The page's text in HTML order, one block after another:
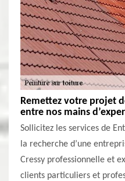
Remettez votre projet
entre nos mains
Sollicitez les services de
la recherche d’une
Cressy professionnelle et
clients particuliers et